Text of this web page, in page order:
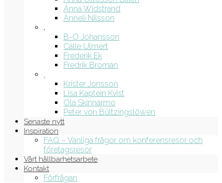
Anna Widstrand
Anneli Nilsson
.
B-O Johansson
Calle Ulmert
Frederik Ek
Fredrik Broman
.
Krister Jonsson
Lisa Kaptein Kvist
Ola Skinnarmo
Peter von Bültzingslöwen
Senaste nytt
Inspiration
FAQ – Vanliga frågor om konferensresor och
företagsresor
Vårt hållbarhetsarbete
Kontakt
Förfrågan